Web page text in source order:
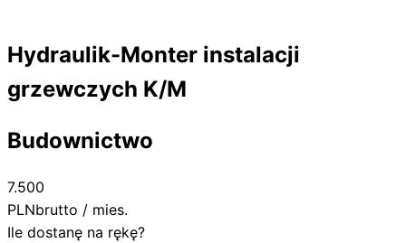
Hydraulik-Monter instalacji
grzewczych K/M
Budownictwo
7.500
PLNbrutto / mies.
Ile dostanę na rękę?